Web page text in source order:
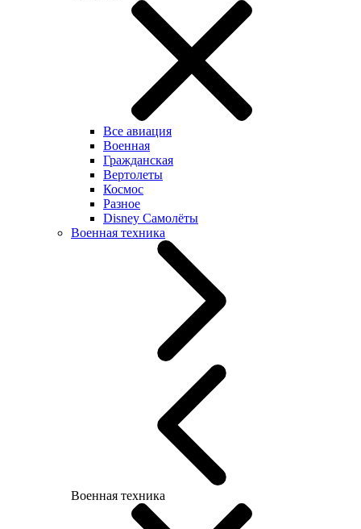
Все авиация
Военная
Гражданская
Вертолеты
Космос
Разное
Disney Самолёты
Военная техника
Военная техника